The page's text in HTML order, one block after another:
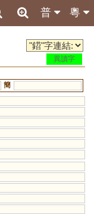
粵
普
異讀字
簡